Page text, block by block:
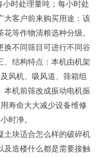
时处理量吨；每小时处
大客户前来购买用途：该
等作物清粮选种分级。
换不同筛目可进行不同谷
、结构特点：本机由机架
风机、吸风道、筛箱组
本机前筛改成振动电机振
寿命大大减少设备维修
时净。
土块适合怎么样的破碎机
及造楼什么都是需要接触